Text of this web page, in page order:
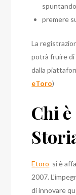
premere
La
potrà fruire di
dalla
eToro)
Chi
Etoro si è
2007.
di innovare